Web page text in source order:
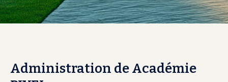
Administration de Académie